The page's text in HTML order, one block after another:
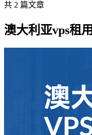
共 2 篇文章
澳大利亚vps租用